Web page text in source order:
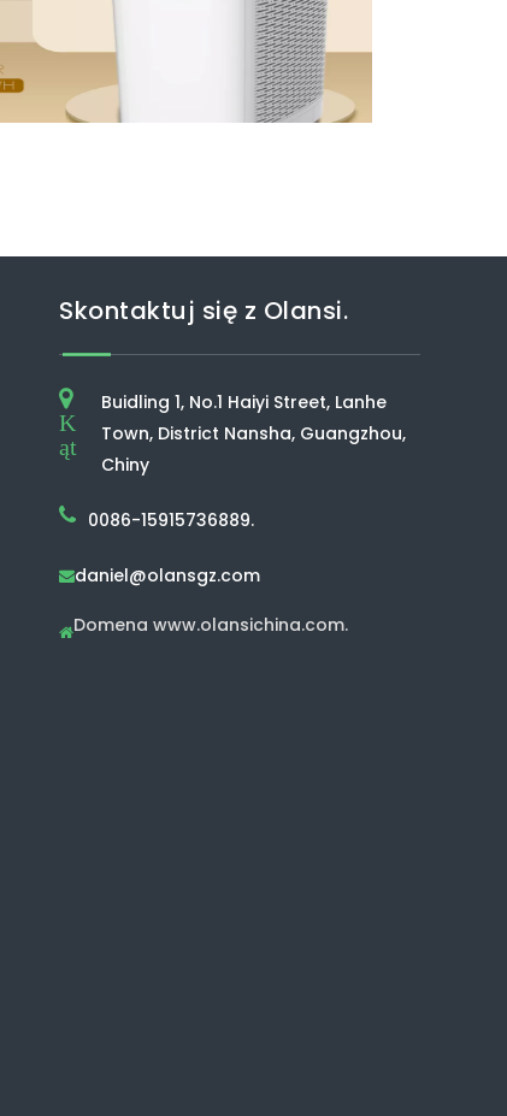
Skontaktuj się z Olansi.
K
ąt
Buidling 1, No.1 Haiyi Street, Lanhe
Town, District Nansha, Guangzhou,
Chiny
0086-15915736889.
daniel@olansgz.com
Domena www.olansichina.com.